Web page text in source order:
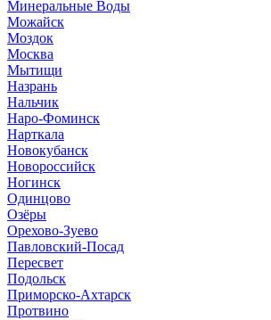
Минеральные Воды
Можайск
Моздок
Москва
Мытищи
Назрань
Нальчик
Наро-Фоминск
Нарткала
Новокубанск
Новороссийск
Ногинск
Одинцово
Озёры
Орехово-Зуево
Павловский-Посад
Пересвет
Подольск
Приморско-Ахтарск
Протвино